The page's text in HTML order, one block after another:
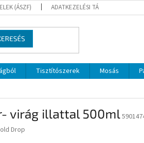
(ÁSZF) ADATKEZELÉSI TÁJÉKOZTATÓ
Tisztítószerek Mosás
virág illattal 500ml
Drop